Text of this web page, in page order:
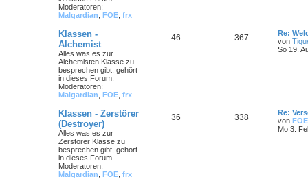
Moderatoren:
Malgardian FOE frx
Klassen -
Alchemist
Alles was es zur
Alchemisten Klasse zu
besprechen gibt, gehört
in dieses Forum.
Moderatoren:
Malgardian FOE frx
46 367
Re:
von
So 19.
Klassen - Zerstörer
(Destroyer)
Alles was es zur
Zerstörer Klasse zu
besprechen gibt, gehört
in dieses Forum.
Moderatoren:
Malgardian FOE frx
36 338
Re:
von FOE
Mo 3.